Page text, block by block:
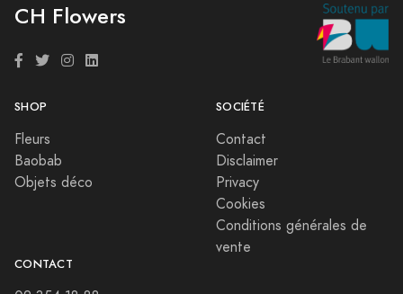
CH Flowers
SHOP
Fleurs
Baobab
Objets déco
SOCIÉTÉ
Contact
Disclaimer
Privacy
Cookies
Conditions générales de
vente
CONTACT